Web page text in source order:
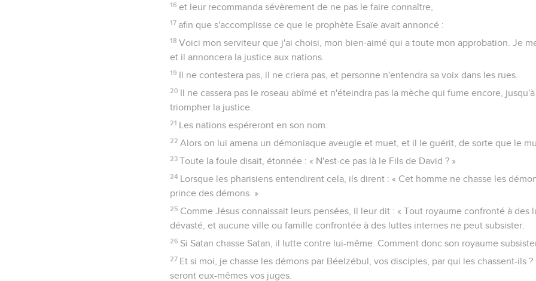
16 et leur recommanda sévèrement de ne pas le faire connaître,
17 afin que s'accomplisse ce que le prophète Esaïe avait annoncé :
18 Voici mon serviteur que j'ai choisi, mon bien-aimé qui a toute mon approbation. Je
et il annoncera la justice aux nations.
19 Il ne contestera pas, il ne criera pas, et personne n'entendra sa voix dans les rues.
20
Il ne cassera pas le roseau abîmé et n'éteindra pas la mèche qui fume encore,
triompher la justice.
21 Les nations espéreront en son nom.
22 Alors on lui amena un démoniaque aveugle et muet, et il le guérit, de sorte que le
23 Toute la foule disait, étonnée : « N'est-ce pas là le Fils de David ? »
24
Lorsque les pharisiens entendirent cela, ils dirent : « Cet homme ne chasse les
prince des démons. »
25 Comme Jésus connaissait leurs pensées, il leur dit : « Tout royaume confronté à des
dévasté, et aucune ville ou famille confrontée à des luttes internes ne peut subsister.
26 Si Satan chasse Satan, il lutte contre lui-même. Comment donc son royaume
27 Et si moi, je chasse les démons par Béelzébul, vos disciples, par qui les chassent-ils
seront eux-mêmes vos juges.